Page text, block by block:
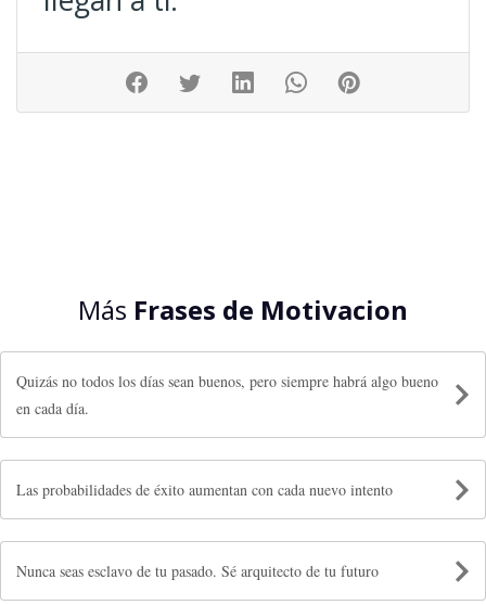
Más Frases de Motivacion
Quizás no todos los días sean buenos, pero siempre habrá algo bueno
en cada día.
Las probabilidades de éxito aumentan con cada nuevo intento
Nunca seas esclavo de tu pasado. Sé arquitecto de tu futuro